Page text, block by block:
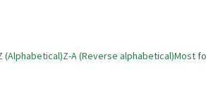
(Alphabetical)Z-A (Reverse alphabetical)Most